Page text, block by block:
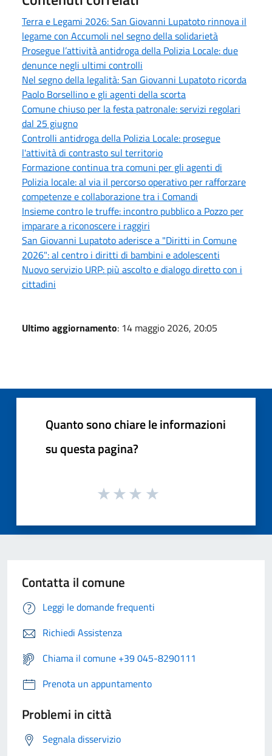
Terra e Legami 2026: San Giovanni Lupatoto rinnova il
legame con Accumoli nel segno della solidarietà
Prosegue l’attività antidroga della Polizia Locale: due
denunce negli ultimi controlli
Nel segno della legalità: San Giovanni Lupatoto ricorda
Paolo Borsellino e gli agenti della scorta
Comune chiuso per la festa patronale: servizi regolari
dal 25 giugno
Controlli antidroga della Polizia Locale: prosegue
l'attività di contrasto sul territorio
Formazione continua tra comuni per gli agenti di
Polizia locale: al via il percorso operativo per rafforzare
competenze e collaborazione tra i Comandi
Insieme contro le truffe: incontro pubblico a Pozzo per
imparare a riconoscere i raggiri
San Giovanni Lupatoto aderisce a "Diritti in Comune
2026": al centro i diritti di bambini e adolescenti
Nuovo servizio URP: più ascolto e dialogo diretto con i
cittadini
Ultimo aggiornamento: 14 maggio 2026, 20:05
Quanto sono chiare le informazioni
su questa pagina?
Contatta il comune
Leggi le domande frequenti
Richiedi Assistenza
Chiama il comune +39 045-8290111
Prenota un appuntamento
Problemi in città
Segnala disservizio